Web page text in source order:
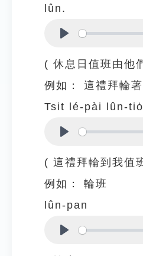
lûn.
( 休息日值班由他
例如：
這禮拜輪著
Tsit lé-pài lûn-
( 這禮拜輪到我值
例如：
輪班
lûn-pan